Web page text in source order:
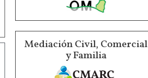
Mediación Civil, Comercial
y Familia